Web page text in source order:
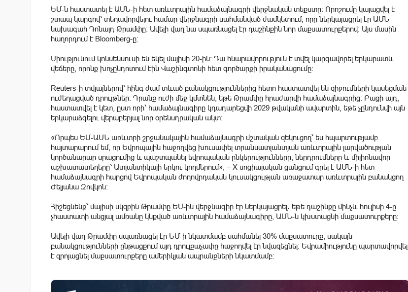
ԵՄ-ն հաստատել է ԱՄՆ-ի հետ առևտրային համաձայնագրի վերջնական տեքստը։ Որոշումը կայացվել է
շտապ կարգով՝ տեղավորվելու համար վերջնագրի սահմանված ժամկետում, որը ներկայացրել էր ԱՄՆ
նախագահ Դոնալդ Թրամփը։ Ավելի վաղ նա սպառնացել էր դաշինքին նոր մաքսատուրքերով: Այս մասին
հաղորդում է Bloomberg-ը։
Միությունում կոնսենսուսի են եկել մայիսի 20-ին։ Դա հնարավորություն է տվել կարգավորել երկարատև
վեճերը, որոնք խոչընդոտում էին Վաշինգտոնի հետ գործարքի իրականացումը։
Reuters-ի տվյալներով՝ հինգ ժամ տևած բանակցություններից հետո հաստատվել են զիջումների կասեցման
ուժեղացված դրույթներ։ Դրանք ուժի մեջ կմտնեն, եթե Թրամփը հրաժարվի համաձայնագրից։ Բացի այդ,
հաստատվել է կետ, ըստ որի՝ համաձայնագիրը կդադարեցվի 2029 թվականի ավարտին, եթե չընդունվի այն
երկարաձգելու վերաբերյալ նոր օրենսդրական ակտ։
«Որպես ԵՄ-ԱՄՆ առևտրի շրջանակային համաձայնագրի մշտական զեկուցող՝ ես հպարտությամբ
հայտարարում եմ, որ Եվրոպային հաջողվեց խուսափել տրանսատլանտյան առևտրային լարվածության
կործանարար սրացումից և պաշտպանել եվրոպական ընկերությունները, ներդրումները և միլիոնավոր
աշխատատեղերը՝ Ատլանտիկայի երկու կողմերում», – X սոցիալական ցանցում գրել է ԱՄՆ-ի հետ
համաձայնագրի հարցով Եվրոպական ժողովրդական կուսակցության առաջատար առևտրային բանակցող
Ժելյանա Զովկոն։
Հիշեցնենք՝ մայիսի սկզբին Թրամփը ԵՄ-ին վերջնագիր էր ներկայացրել․ եթե դաշինքը մինչև հուլիսի 4-ը
չհաստատի անցյալ ամռանը կնքված առևտրային համաձայնագիրը, ԱՄՆ-ն կխստացնի մաքսատուրքերը։
Ավելի վաղ Թրամփը սպառնացել էր ԵՄ-ի նկատմամբ սահմանել 30% մաքսատուրք, սակայն
բանակցությունների ընթացքում այդ դրույքաչափը հաջողվել էր նվազեցնել։ Եվրամիությունը պարտավորվել
է զրոյացնել մաքսատուրքերը ամերիկյան ապրանքների նկատմամբ։